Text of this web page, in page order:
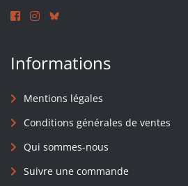
Informations
Mentions légales
Conditions générales de ventes
Qui sommes-nous
Suivre une commande